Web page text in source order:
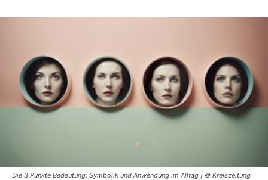
Die 3 Punkte Bedeutung: Symbolik und Anwendung im Alltag | © Kreiszeitung